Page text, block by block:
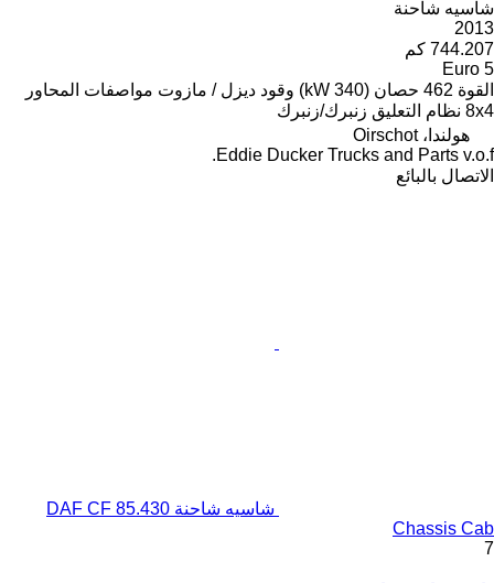
شاسيه شاحنة
2013
744.207 كم
Euro 5
القوة 462 حصان (340 kW) وقود ديزل / مازوت مواصفات المحاور
8x4 نظام التعليق زنبرك/زنبرك
هولندا، Oirschot
Eddie Ducker Trucks and Parts v.o.f.
الاتصال بالبائع
شاسيه شاحنة DAF CF 85.430
Chassis Cab
7